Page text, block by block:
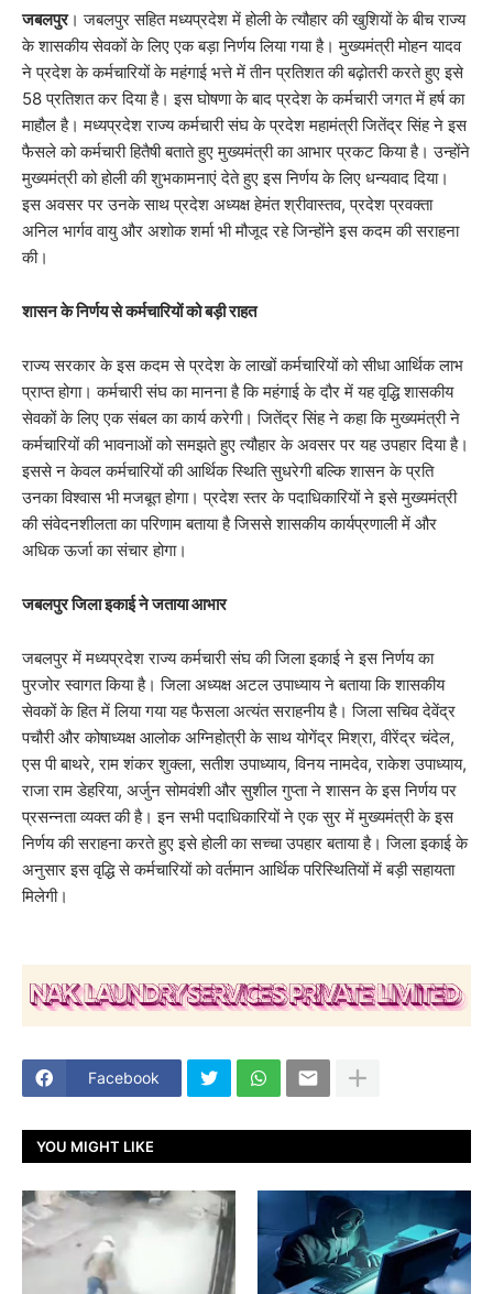
जबलपुर। जबलपुर सहित मध्यप्रदेश में होली के त्यौहार की खुशियों के बीच राज्य
के शासकीय सेवकों के लिए एक बड़ा निर्णय लिया गया है। मुख्यमंत्री मोहन यादव
ने प्रदेश के कर्मचारियों के महंगाई भत्ते में तीन प्रतिशत की बढ़ोतरी करते हुए इसे
58 प्रतिशत कर दिया है। इस घोषणा के बाद प्रदेश के कर्मचारी जगत में हर्ष का
माहौल है। मध्यप्रदेश राज्य कर्मचारी संघ के प्रदेश महामंत्री जितेंद्र सिंह ने इस
फैसले को कर्मचारी हितैषी बताते हुए मुख्यमंत्री का आभार प्रकट किया है। उन्होंने
मुख्यमंत्री को होली की शुभकामनाएं देते हुए इस निर्णय के लिए धन्यवाद दिया।
इस अवसर पर उनके साथ प्रदेश अध्यक्ष हेमंत श्रीवास्तव, प्रदेश प्रवक्ता
अनिल भार्गव वायु और अशोक शर्मा भी मौजूद रहे जिन्होंने इस कदम की सराहना
की।
​शासन के निर्णय से कर्मचारियों को बड़ी राहत
​राज्य सरकार के इस कदम से प्रदेश के लाखों कर्मचारियों को सीधा आर्थिक लाभ
प्राप्त होगा। कर्मचारी संघ का मानना है कि महंगाई के दौर में यह वृद्धि शासकीय
सेवकों के लिए एक संबल का कार्य करेगी। जितेंद्र सिंह ने कहा कि मुख्यमंत्री ने
कर्मचारियों की भावनाओं को समझते हुए त्यौहार के अवसर पर यह उपहार दिया है।
इससे न केवल कर्मचारियों की आर्थिक स्थिति सुधरेगी बल्कि शासन के प्रति
उनका विश्वास भी मजबूत होगा। प्रदेश स्तर के पदाधिकारियों ने इसे मुख्यमंत्री
की संवेदनशीलता का परिणाम बताया है जिससे शासकीय कार्यप्रणाली में और
अधिक ऊर्जा का संचार होगा।
​जबलपुर जिला इकाई ने जताया आभार
​जबलपुर में मध्यप्रदेश राज्य कर्मचारी संघ की जिला इकाई ने इस निर्णय का
पुरजोर स्वागत किया है। जिला अध्यक्ष अटल उपाध्याय ने बताया कि शासकीय
सेवकों के हित में लिया गया यह फैसला अत्यंत सराहनीय है। जिला सचिव देवेंद्र
पचौरी और कोषाध्यक्ष आलोक अग्निहोत्री के साथ योगेंद्र मिश्रा, वीरेंद्र चंदेल,
एस पी बाथरे, राम शंकर शुक्ला, सतीश उपाध्याय, विनय नामदेव, राकेश उपाध्याय,
राजा राम डेहरिया, अर्जुन सोमवंशी और सुशील गुप्ता ने शासन के इस निर्णय पर
प्रसन्नता व्यक्त की है। इन सभी पदाधिकारियों ने एक सुर में मुख्यमंत्री के इस
निर्णय की सराहना करते हुए इसे होली का सच्चा उपहार बताया है। जिला इकाई के
अनुसार इस वृद्धि से कर्मचारियों को वर्तमान आर्थिक परिस्थितियों में बड़ी सहायता
मिलेगी।
Facebook
YOU MIGHT LIKE